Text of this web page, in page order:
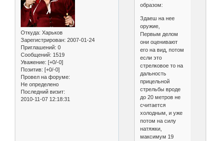
Откуда: Харьков
Зарегистрирован: 2007-01-24
Приглашений: 0
Сообщений: 1519
Уважение: [+0/-0]
Позитив: [+0/-0]
Провел на форуме:
Не определено
Последний визит:
2010-11-07 12:18:31
образом:
Здаеш на нее
оружие,
Первым делом
они оценивают
его на вид, потом
если это
стрелковое то на
дальность
прицельной
стрельбы вроде
до 20 метров не
считается
холодным, и уже
потом на силу
натяжки,
максимум 19